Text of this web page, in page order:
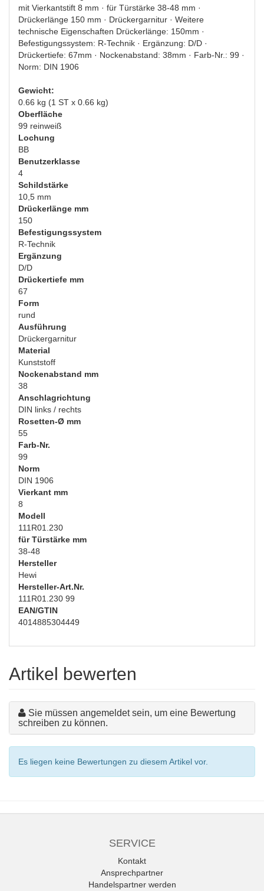
mit Vierkantstift 8 mm · für Türstärke 38-48 mm ·
Drückerlänge 150 mm · Drückergarnitur · Weitere
technische Eigenschaften Drückerlänge: 150mm ·
Befestigungssystem: R-Technik · Ergänzung: D/D ·
Drückertiefe: 67mm · Nockenabstand: 38mm · Farb-Nr.: 99 ·
Norm: DIN 1906
Gewicht:
0.66 kg (1 ST x 0.66 kg)
Oberfläche
99 reinweiß
Lochung
BB
Benutzerklasse
4
Schildstärke
10,5 mm
Drückerlänge mm
150
Befestigungssystem
R-Technik
Ergänzung
D/D
Drückertiefe mm
67
Form
rund
Ausführung
Drückergarnitur
Material
Kunststoff
Nockenabstand mm
38
Anschlagrichtung
DIN links / rechts
Rosetten-Ø mm
55
Farb-Nr.
99
Norm
DIN 1906
Vierkant mm
8
Modell
111R01.230
für Türstärke mm
38-48
Hersteller
Hewi
Hersteller-Art.Nr.
111R01.230 99
EAN/GTIN
4014885304449
Artikel bewerten
Sie müssen angemeldet sein, um eine Bewertung
schreiben zu können.
Es liegen keine Bewertungen zu diesem Artikel vor.
SERVICE
Kontakt
Ansprechpartner
Handelspartner werden